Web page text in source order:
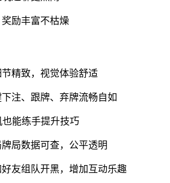
励丰富不枯燥
精致，视觉体验舒适
注、跟牌、弃牌流畅自如
能练手提升技巧
局数据可查，公平透明
友组队开黑，增加互动乐趣